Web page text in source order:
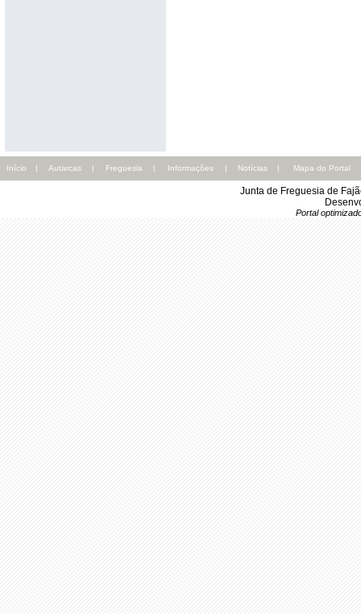
Início | Autarcas | Freguesia | Informações | Notícias | Mapa do Portal
Junta de Freguesia de
Portal